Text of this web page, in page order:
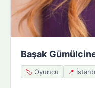
Başak
🏷️ Oyuncu 📍